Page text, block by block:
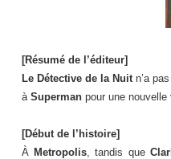
[Résumé de l’éditeur]
Le Détective de la Nuitn’a
à Superman pour une
[Début de l’histoire]
À Metropolis, tandis que